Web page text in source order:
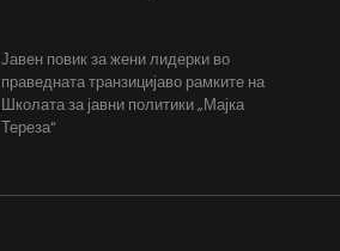
Јавен повик за жени лидерки во
праведната транзицијаво рамките на
Школата за јавни политики „Мајка
Тереза“